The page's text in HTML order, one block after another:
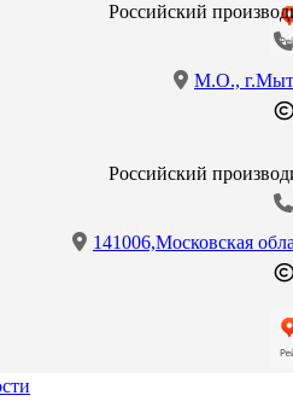
Российский
М.О.,
Российский
141006,Московская